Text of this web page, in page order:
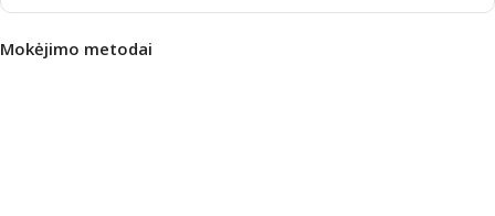
Mokėjimo metodai